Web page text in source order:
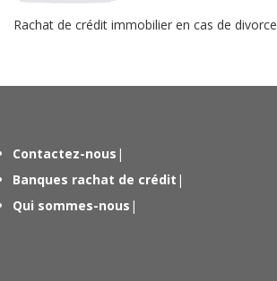
Rachat de crédit immobilier en cas de divorce
Contactez-nous |
Banques rachat de crédit |
Qui sommes-nous |